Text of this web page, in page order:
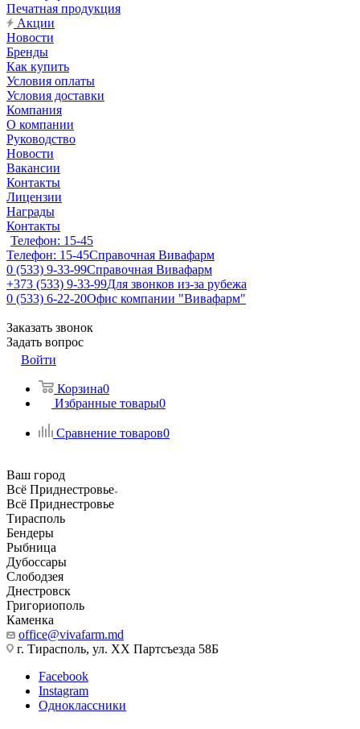
Печатная продукция
Акции
Новости
Бренды
Как купить
Условия оплаты
Условия доставки
Компания
О компании
Руководство
Новости
Вакансии
Контакты
Лицензии
Награды
Контакты
Телефон: 15-45
Телефон: 15-45Справочная Вивафарм
0 (533) 9-33-99Справочная Вивафарм
+373 (533) 9-33-99Для звонков из-за рубежа
0 (533) 6-22-20Офис компании "Вивафарм"
Заказать звонок
Задать вопрос
Войти
Корзина0
Избранные товары0
Сравнение товаров0
Ваш город
Всё Приднестровье
Всё Приднестровье
Тирасполь
Бендеры
Рыбница
Дубоссары
Слободзея
Днестровск
Григориополь
Каменка
office@vivafarm.md
г. Тирасполь, ул. ХХ Партсъезда 58Б
Facebook
Instagram
Одноклассники